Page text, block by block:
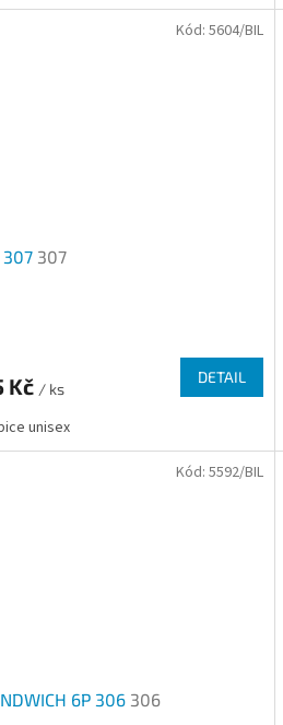
307 307
Kč / ks
DETAIL
unisex
Kód: 5604/BIL
6P 306 306
Kód: 5592/BIL